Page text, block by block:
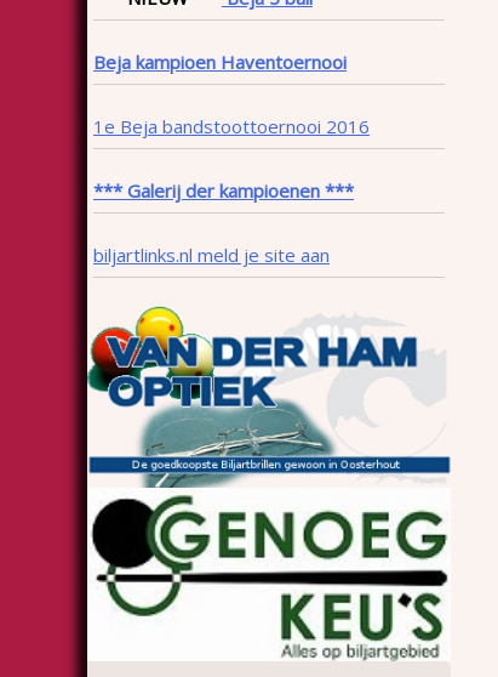
Beja kampioen Haventoernooi
1e Beja bandstoottoernooi 2016
*** Galerij der kampioenen ***
biljartlinks.nl meld je site aan